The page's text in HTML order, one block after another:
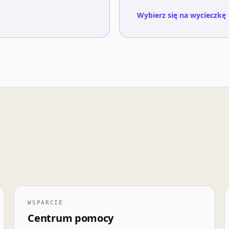
Wybierz się na
WSPARCIE
Centrum pomocy